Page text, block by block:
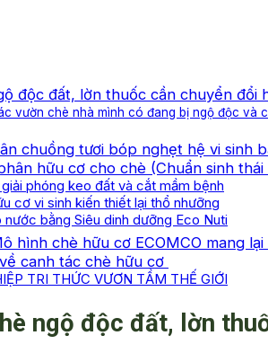
độc đất, lờn thuốc cần chuyển đổi
vườn chè nhà mình có đang bị ngộ độc và
chuồng tươi bóp nghẹt hệ vi sinh
hữu cơ cho chè (Chuẩn sinh thái
giải phóng keo đất và cắt mầm bệnh
cơ vi sinh kiến thiết lại thổ nhưỡng
bằng Siêu dinh dưỡng Eco Nuti
hình chè hữu cơ ECOMCO mang lại
canh tác chè hữu cơ
TRI THỨC VƯƠN TẦM THẾ GIỚI
ngộ độc đất, lờn